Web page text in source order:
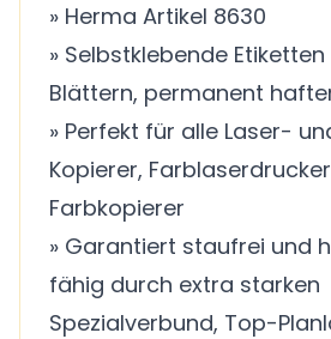
» Herma Artikel 8630
» Selbstklebende
Blättern, permanent
» Perfekt für alle Laser-
Kopierer,
Farbkopierer
» Garantiert staufrei und
fähig durch extra starken
Spezialverbund, Top-